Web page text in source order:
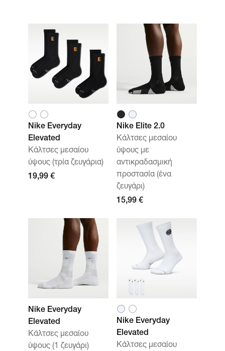
Nike Everyday
Elevated
Κάλτσες μεσαίου
ύψους (τρία ζευγάρια)
19,99 €
Nike Elite 2.0
Κάλτσες μεσαίου
ύψους με
αντικραδασμική
προστασία (ένα
ζευγάρι)
15,99 €
Nike Everyday
Elevated
Κάλτσες μεσαίου
ύψους (1 ζευγάρι)
Nike Everyday
Elevated
Κάλτσες μεσαίου